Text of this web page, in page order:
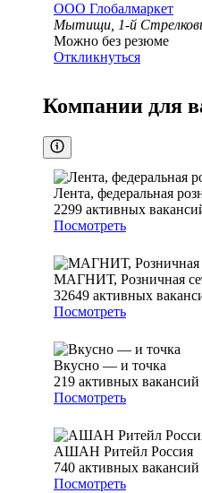
ООО Глобалмаркет
Мытищи, 1-й
Можно без резюме
Откликнуться
Компании для
Лента, федеральная
2299 активных
Посмотреть
МАГНИТ, Розничная
32649 активных
Посмотреть
Вкусно — и точка
219 активных вакансий
Посмотреть
АШАН Ритейл Россия
740 активных вакансий
Посмотреть